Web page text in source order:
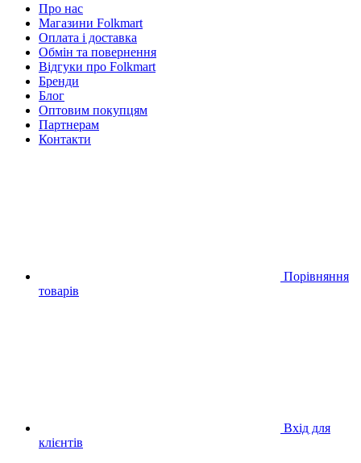
Про нас
Магазини Folkmart
Оплата і доставка
Обмін та повернення
Відгуки про Folkmart
Бренди
Блог
Оптовим покупцям
Партнерам
Контакти
Порівняння
товарів
Вхід для
клієнтів